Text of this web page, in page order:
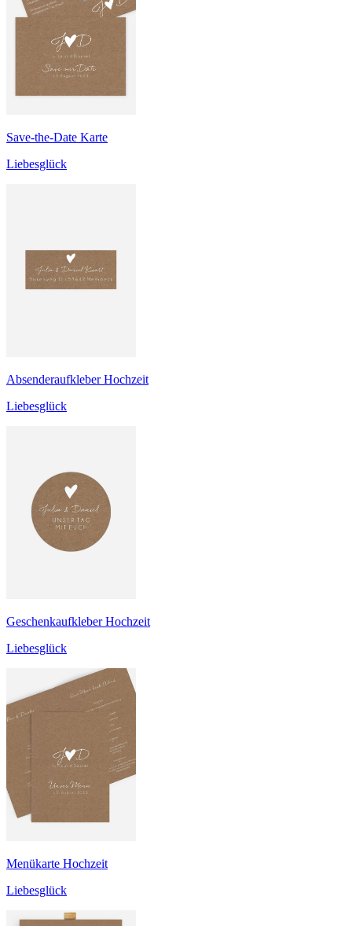
Save-the-Date Karte
Liebesglück
Absenderaufkleber Hochzeit
Liebesglück
Geschenkaufkleber Hochzeit
Liebesglück
Menükarte Hochzeit
Liebesglück